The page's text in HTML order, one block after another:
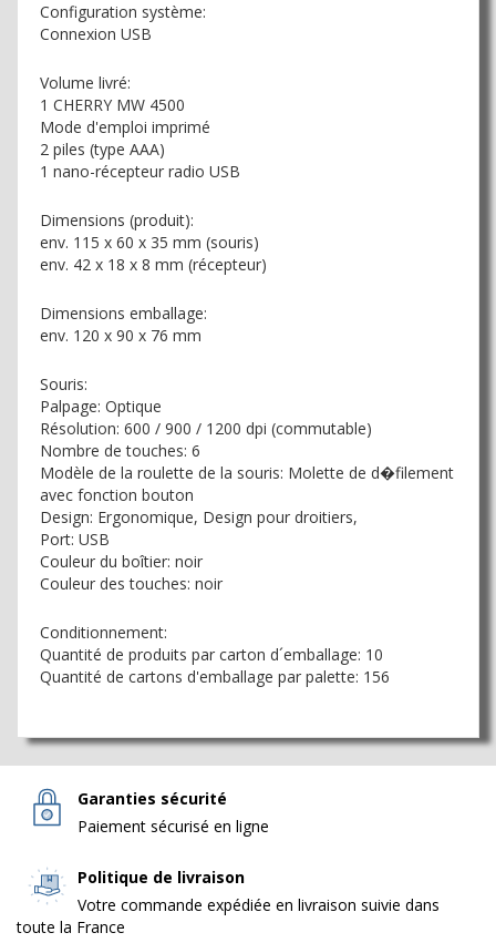
Configuration système:
Connexion USB
Volume livré:
1 CHERRY MW 4500
Mode d'emploi imprimé
2 piles (type AAA)
1 nano-récepteur radio USB
Dimensions (produit):
env. 115 x 60 x 35 mm (souris)
env. 42 x 18 x 8 mm (récepteur)
Dimensions emballage:
env. 120 x 90 x 76 mm
Souris:
Palpage: Optique
Résolution: 600 / 900 / 1200 dpi (commutable)
Nombre de touches: 6
Modèle de la roulette de la souris: Molette de d�filement
avec fonction bouton
Design: Ergonomique, Design pour droitiers,
Port: USB
Couleur du boîtier: noir
Couleur des touches: noir
Conditionnement:
Quantité de produits par carton d´emballage: 10
Quantité de cartons d'emballage par palette: 156
Garanties sécurité
Paiement sécurisé en ligne
Politique de livraison
Votre commande expédiée en livraison suivie dans
toute la France